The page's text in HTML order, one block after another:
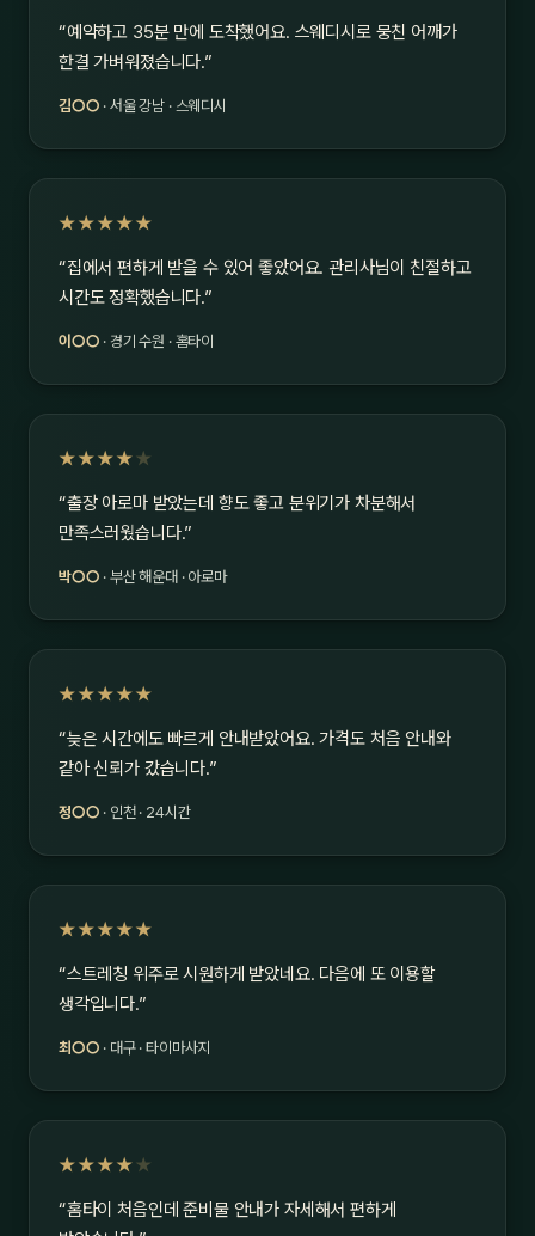
“예약하고 35분 만에 도착했어요. 스웨디시로 뭉친 어깨가
한결 가벼워졌습니다.”
김○○ · 서울 강남 · 스웨디시
★★★★★
“집에서 편하게 받을 수 있어 좋았어요. 관리사님이 친절하고
시간도 정확했습니다.”
이○○ · 경기 수원 · 홈타이
★★★★ ★
“출장 아로마 받았는데 향도 좋고 분위기가 차분해서
만족스러웠습니다.”
박○○ · 부산 해운대 · 아로마
★★★★★
“늦은 시간에도 빠르게 안내받았어요. 가격도 처음 안내와
같아 신뢰가 갔습니다.”
정○○ · 인천 · 24시간
★★★★★
“스트레칭 위주로 시원하게 받았네요. 다음에 또 이용할
생각입니다.”
최○○ · 대구 · 타이마사지
★★★★ ★
“홈타이 처음인데 준비물 안내가 자세해서 편하게